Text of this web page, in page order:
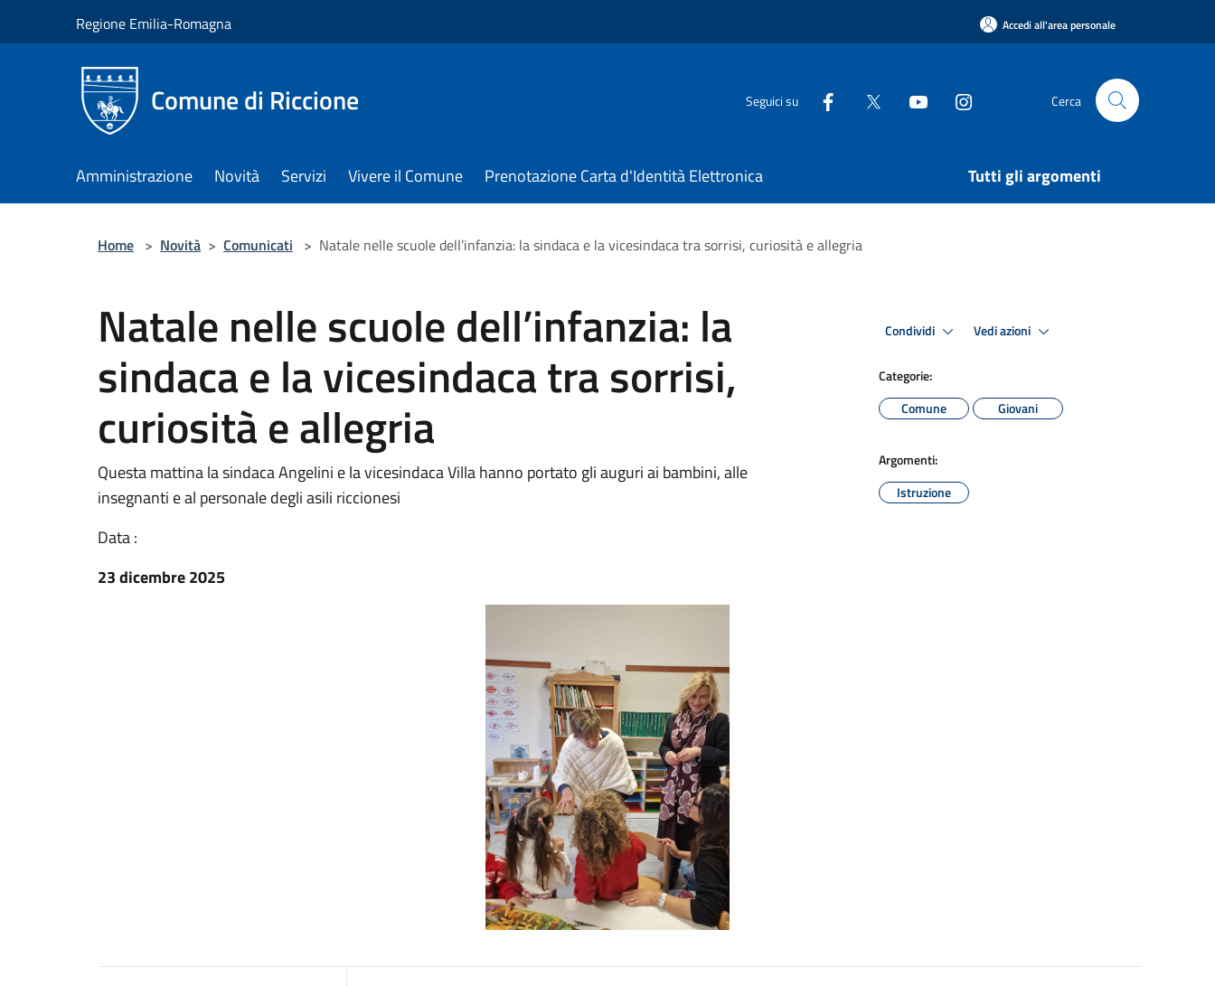
Regione Emilia-Romagna Accedi all'area personale
Comune di Riccione Seguici su Cerca
Amministrazione Novità Servizi Vivere il Comune Prenotazione Carta d'Identità Elettronica Tutti gli argomenti
Home > Novità > Comunicati > Natale nelle scuole dell’infanzia: la sindaca e la vicesindaca tra sorrisi, curiosità e allegria
Natale nelle scuole dell’infanzia: la
sindaca e la vicesindaca tra sorrisi,
curiosità e allegria
Questa mattina la sindaca Angelini e la vicesindaca Villa hanno portato gli auguri ai bambini, alle
insegnanti e al personale degli asili riccionesi
Data :
23 dicembre 2025
Condividi Vedi azioni
Categorie:
Comune
Giovani
Argomenti:
Istruzione